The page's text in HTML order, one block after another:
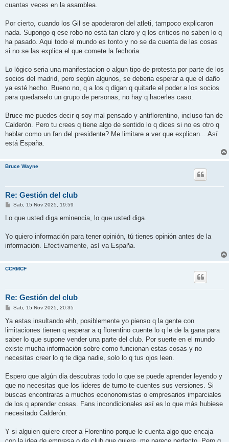
cuantas veces en la asamblea.
Por cierto, cuando los Gil se apoderaron del atleti, tampoco explicaron
nada. Supongo q ese robo no está tan claro y q los criticos no saben lo q
ha pasado. Aqui todo el mundo es tonto y no se da cuenta de las cosas
si no se las explica el que comete la fechoria.
Lo lógico seria una manifestacion o algun tipo de protesta por parte de los
socios del madrid, pero según algunos, se deberia esperar a que el daño
ya esté hecho. Bueno no, q a los q digan q quitarle el poder a los socios
para quedarselo un grupo de personas, no hay q hacerles caso.
Bruce me puedes decir q soy mal pensado y antiflorentino, incluso fan de
Calderón. Pero tu crees q tiene algo de sentido lo q dices si no es otro q
hablar como un fan del presidente? Me limitare a ver que explican... Así
está España.
Bruce Wayne
Re: Gestión del club
M
n
j
Sab, 15 Nov 2025, 19:59
Lo que usted diga eminencia, lo que usted diga.
Yo quiero información para tener opinión, tú tienes opinión antes de la
información. Efectivamente, así va España.
CCRMCF
Re: Gestión del club
M
n
a
j
Sab, 15 Nov 2025, 20:35
Ya estas insultando ehh, posiblemente yo pienso q la gente con
limitaciones tienen q esperar a q florentino cuente lo q le de la gana para
saber lo que supone vender una parte del club. Por suerte en el mundo
existe mucha información sobre como funcionan estas cosas y no
necesitas creer lo q te diga nadie, solo lo q tus ojos leen.
Espero que algún dia descubras todo lo que se puede aprender leyendo y
que no necesitas que los lideres de turno te cuentes sus versiones. Si
buscas encontraras a muchos econonomistas o empresarios imparciales
de los q aprender cosas. Fans incondicionales así es lo que más hubiese
necesitado Calderón.
Y si alguien quiere creer a Florentino porque le cuenta algo que encaja